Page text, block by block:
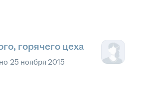
горячего цеха
25 ноября 2015